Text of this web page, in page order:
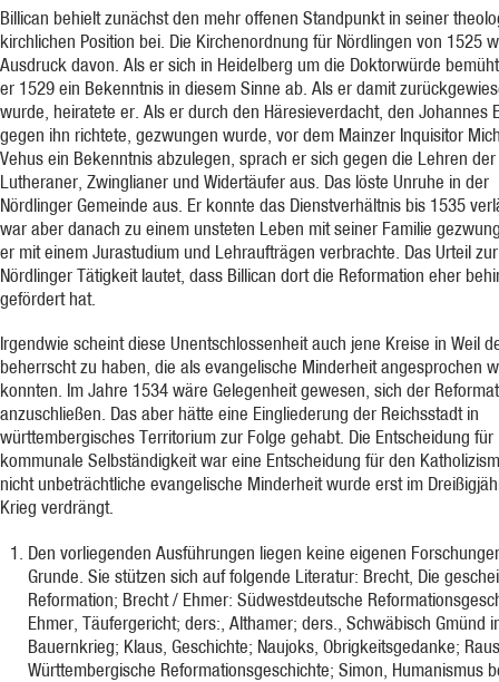
Billican behielt zunächst den mehr offenen Standpunkt in seiner
kirchlichen Position bei. Die Kirchenordnung für Nördlingen von 1525
Ausdruck davon. Als er sich in Heidelberg um die Doktorwürde
er 1529 ein Bekenntnis in diesem Sinne ab. Als er damit
wurde, heiratete er. Als er durch den Häresieverdacht, den Johannes
gegen ihn richtete, gezwungen wurde, vor dem Mainzer Inquisitor
Vehus ein Bekenntnis abzulegen, sprach er sich gegen die Lehren der
Lutheraner, Zwinglianer und Widertäufer aus. Das löste Unruhe in der
Nördlinger Gemeinde aus. Er konnte das Dienstverhältnis bis 1535
war aber danach zu einem unsteten Leben mit seiner Familie
er mit einem Jurastudium und Lehraufträgen verbrachte. Das Urteil zur
Nördlinger Tätigkeit lautet, dass Billican dort die Reformation eher
gefördert hat.
Irgendwie scheint diese Unentschlossenheit auch jene Kreise in Weil
beherrscht zu haben, die als evangelische Minderheit angesprochen
konnten. Im Jahre 1534 wäre Gelegenheit gewesen, sich der
anzuschließen. Das aber hätte eine Eingliederung der Reichsstadt in
württembergisches Territorium zur Folge gehabt. Die Entscheidung für
kommunale Selbständigkeit war eine Entscheidung für den
nicht unbeträchtliche evangelische Minderheit wurde erst im
Krieg verdrängt.
Den vorliegenden Ausführungen liegen keine eigenen
Grunde. Sie stützen sich auf folgende Literatur: Brecht, Die
Reformation; Brecht / Ehmer: Südwestdeutsche
Ehmer, Täufergericht; ders:, Althamer; ders., Schwäbisch Gmünd
Bauernkrieg; Klaus, Geschichte; Naujoks, Obrigkeitsgedanke;
Württembergische Reformationsgeschichte; Simon, Humanismus